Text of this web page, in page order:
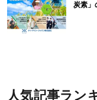
炭素」
人気記事ラン